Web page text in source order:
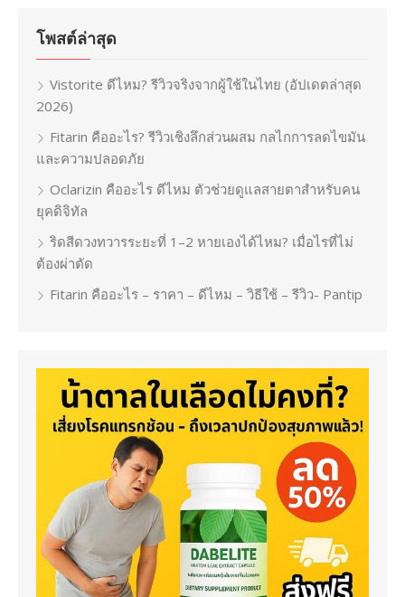
โพสต์ล่าสุด
Vistorite ดีไหม? รีวิวจริงจากผู้ใช้ในไทย (อัปเดตล่าสุด
2026)
Fitarin คืออะไร? รีวิวเชิงลึกส่วนผสม กลไกการลดไขมัน
และความปลอดภัย
Oclarizin คืออะไร ดีไหม ตัวช่วยดูแลสายตาสำหรับคน
ยุคดิจิทัล
ริดสีดวงทวารระยะที่ 1–2 หายเองได้ไหม? เมื่อไรที่ไม่
ต้องผ่าตัด
Fitarin คืออะไร – ราคา – ดีไหม – วิธีใช้ – รีวิว- Pantip